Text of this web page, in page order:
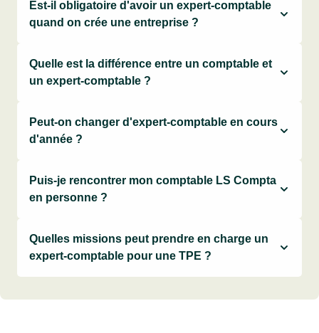
Est-il obligatoire d'avoir un expert-comptable
quand on crée une entreprise ?
Quelle est la différence entre un comptable et
un expert-comptable ?
Peut-on changer d'expert-comptable en cours
d'année ?
Puis-je rencontrer mon comptable LS Compta
en personne ?
Quelles missions peut prendre en charge un
expert-comptable pour une TPE ?